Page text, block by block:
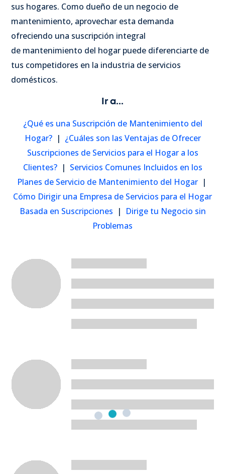
sus hogares. Como dueño de un negocio de
mantenimiento, aprovechar esta demanda
ofreciendo una suscripción integral
de mantenimiento del hogar puede diferenciarte de
tus competidores en la industria de servicios
domésticos.
Ir a...
¿Qué es una Suscripción de Mantenimiento del
Hogar?| ¿Cuáles son las Ventajas de Ofrecer
Suscripciones de Servicios para el Hogar a los
Clientes?| Servicios Comunes Incluidos en los
Planes de Servicio de Mantenimiento del Hogar|
Cómo Dirigir una Empresa de Servicios para el Hogar
Basada en Suscripciones | Dirige tu Negocio sin
Problemas